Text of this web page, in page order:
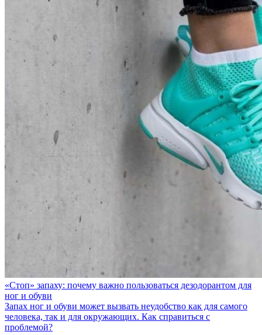
«Стоп» запаху: почему важно пользоваться дезодорантом для
ног и обуви
Запах ног и обуви может вызвать неудобство как для самого
человека, так и для окружающих. Как справиться с
проблемой?